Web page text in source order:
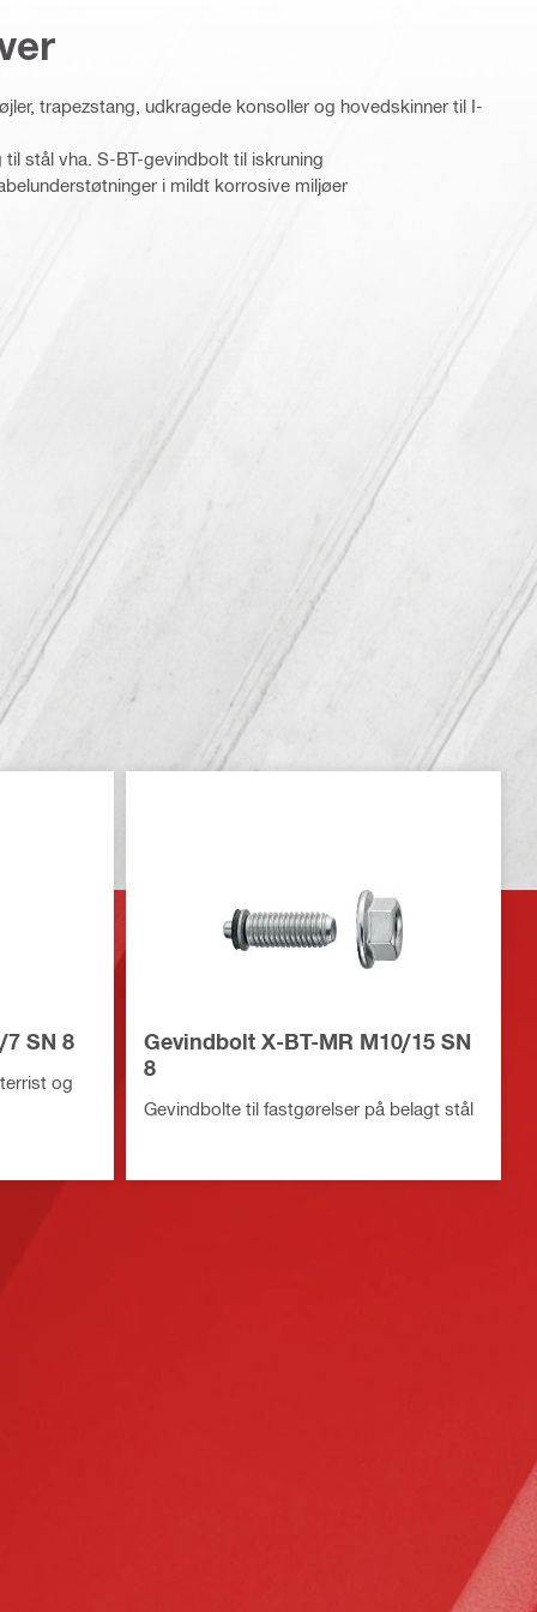
trapezstang, udkragede konsoller og hovedskinner til I-
stål vha. S-BT-gevindbolt til iskruning
i mildt korrosive miljøer
SN 8
og
Gevindbolt X-BT-MR M10/15 SN
8
Gevindbolte til fastgørelser på belagt stål